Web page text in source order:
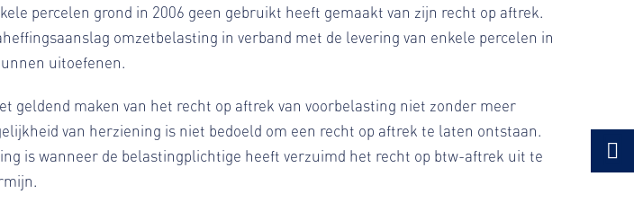
percelen grond in 2006 geen gebruikt heeft gemaakt van zijn recht op aftrek.
omzetbelasting in verband met de levering van enkele percelen in
uitoefenen.
geldend maken van het recht op aftrek van voorbelasting niet zonder meer
van herziening is niet bedoeld om een recht op aftrek te laten ontstaan.
is wanneer de belastingplichtige heeft verzuimd het recht op btw-aftrek uit te